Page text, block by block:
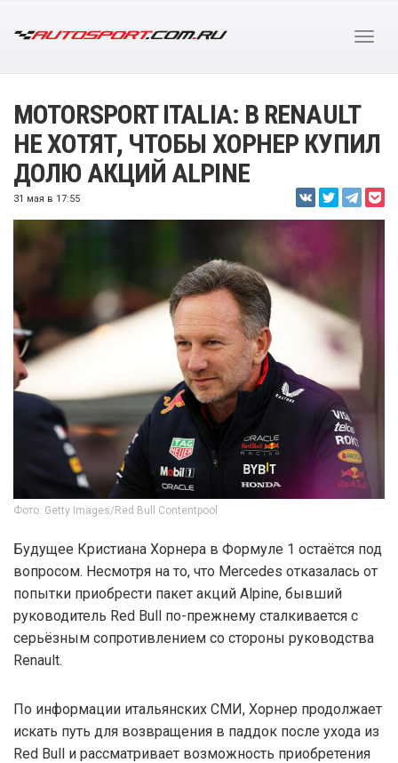
MOTORSPORT ITALIA: В RENAULT
НЕ ХОТЯТ, ЧТОБЫ ХОРНЕР КУПИЛ
ДОЛЮ АКЦИЙ ALPINE
31 мая в 17:55
Фото: Getty Images/Red Bull Contentpool
Будущее Кристиана Хорнера в Формуле 1 остаётся под
вопросом. Несмотря на то, что Mercedes отказалась от
попытки приобрести пакет акций Alpine, бывший
руководитель Red Bull по-прежнему сталкивается с
серьёзным сопротивлением со стороны руководства
Renault.
По информации итальянских СМИ, Хорнер продолжает
искать путь для возвращения в паддок после ухода из
Red Bull и рассматривает возможность приобретения